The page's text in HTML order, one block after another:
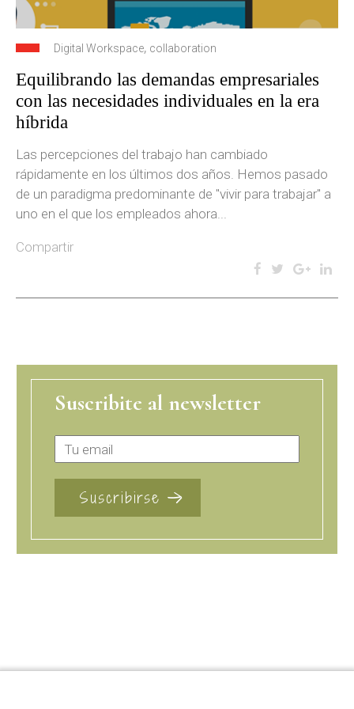
Digital Workspace, collaboration
Equilibrando las demandas empresariales
con las necesidades individuales en la era
híbrida
Las percepciones del trabajo han cambiado
rápidamente en los últimos dos años. Hemos pasado
de un paradigma predominante de "vivir para trabajar" a
uno en el que los empleados ahora...
Compartir
Suscribite al newsletter